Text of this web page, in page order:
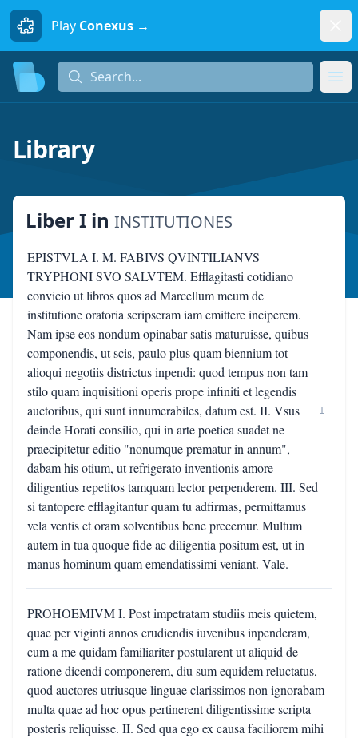
Play Conexus →
Search...
Library
Liber I in INSTITUTIONES
EPISTVLA I. M. FABIVS QVINTILIANVS
TRYPHONI SVO SALVTEM. Efflagitasti cotidiano
convicio ut libros quos ad Marcellum meum de
institutione oratoria scripseram iam emittere inciperem.
Nam ipse eos nondum opinabar satis maturuisse, quibus
componendis, ut scis, paulo plus quam biennium tot
alioqui negotiis districtus inpendi: quod tempus non tam
stilo quam inquisitioni operis prope infiniti et legendis
auctoribus, qui sunt innumerabiles, datum est. II. Vsus
deinde Horati consilio, qui in arte poetica suadet ne
praecipitetur editio "nonumque prematur in annum",
dabam his otium, ut refrigerato inventionis amore
diligentius repetitos tamquam lector perpenderem. III. Sed
si tantopere efflagitantur quam tu adfirmas, permittamus
vela ventis et oram solventibus bene precemur. Multum
autem in tua quoque fide ac diligentia positum est, ut in
manus hominum quam emendatissimi veniant. Vale.
1
PROHOEMIVM I. Post impetratam studiis meis quietem,
quae per viginti annos erudiendis iuvenibus inpenderam,
cum a me quidam familiariter postularent ut aliquid de
ratione dicendi componerem, diu sum equidem reluctatus,
quod auctores utriusque linguae clarissimos non ignorabam
multa quae ad hoc opus pertinerent diligentissime scripta
posteris reliquisse. II. Sed qua ego ex causa faciliorem mihi